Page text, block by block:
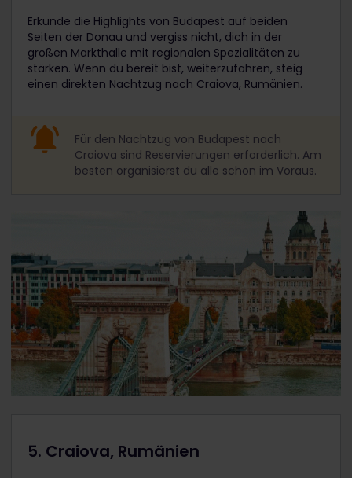
Erkunde die Highlights von Budapest auf beiden
Seiten der Donau und vergiss nicht, dich in der
großen Markthalle mit regionalen Spezialitäten zu
stärken. Wenn du bereit bist, weiterzufahren, steig
einen direkten Nachtzug nach Craiova, Rumänien.
Für den Nachtzug von Budapest nach
Craiova sind Reservierungen erforderlich. Am
besten organisierst du alle schon im Voraus.
5. Craiova, Rumänien